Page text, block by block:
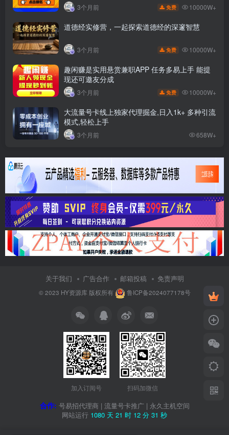
3个月前 免费 10000W+
道德经实修营，一起探索道德经的深邃智慧
3个月前 免费 10000W+
趣闲赚是实用悬赏兼职APP 任务多易上手 能提
现还可邀友分成
3个月前 免费 10000W+
大流量号卡线上独家代理掘金,日入1k+ 多种引流
模式,轻松上手
3个月前 658W+
关于我们 广告合作 邮箱投稿 免责声明
© 2023 HY资源库版权所有 鲁ICP备2024077178号
加入订阅号 扫码加微信
合作: 号易招代理商 | 流量号卡推广| 永久主机空间
网站运行 1080 天 21 时 12 分 32 秒